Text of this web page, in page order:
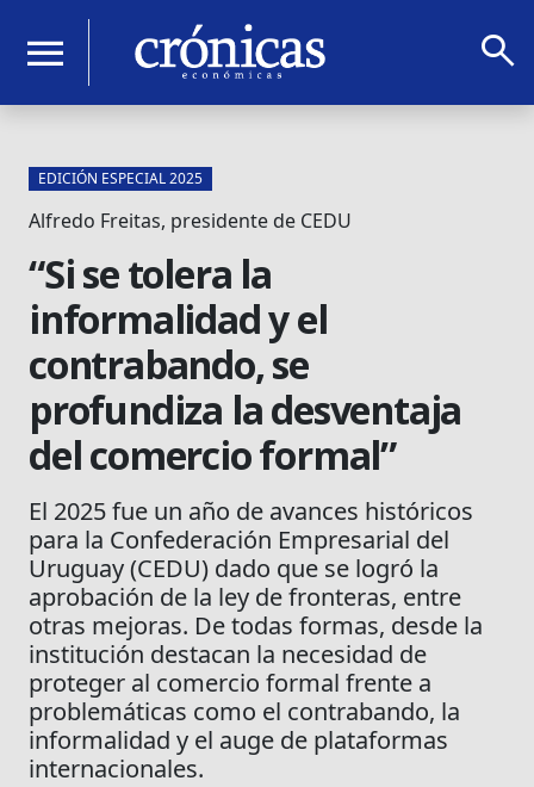
menu search
EDICIÓN ESPECIAL 2025
Alfredo Freitas, presidente de CEDU
“Si se tolera la
informalidad y el
contrabando, se
profundiza la desventaja
del comercio formal”
El 2025 fue un año de avances históricos
para la Confederación Empresarial del
Uruguay (CEDU) dado que se logró la
aprobación de la ley de fronteras, entre
otras mejoras. De todas formas, desde la
institución destacan la necesidad de
proteger al comercio formal frente a
problemáticas como el contrabando, la
informalidad y el auge de plataformas
internacionales.